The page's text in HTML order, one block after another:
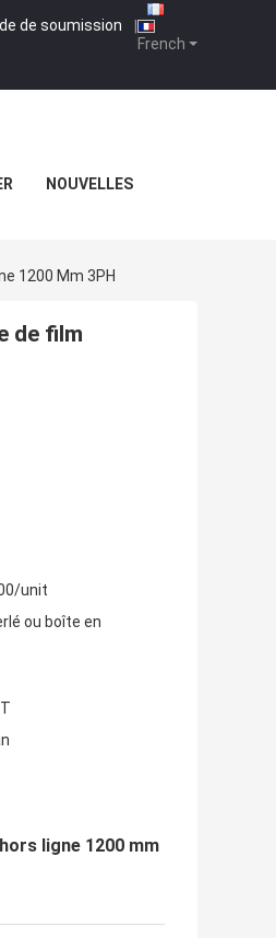
French
de soumission |
NOUVELLES
1200 Mm 3PH
de film
unit
ou boîte en
ligne 1200 mm